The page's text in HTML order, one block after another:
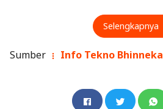
Selengkapnya
Sumber Info Tekno Bhinneka